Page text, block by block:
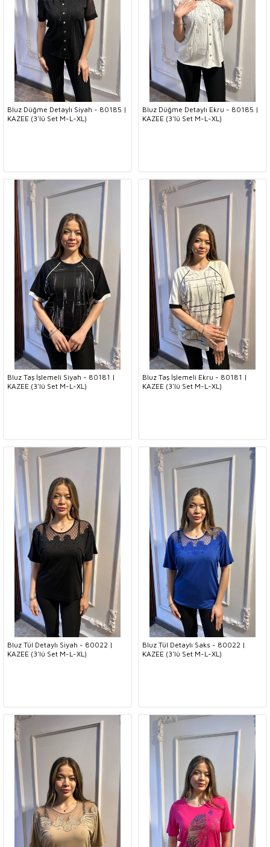
Bluz Düğme Detaylı Siyah - 80185 |
KAZEE (3'lü Set M-L-XL)
Bluz Düğme Detaylı Ekru - 80185 |
KAZEE (3'lü Set M-L-XL)
Bluz Taş İşlemeli Siyah - 80181 |
KAZEE (3'lü Set M-L-XL)
Bluz Taş İşlemeli Ekru - 80181 |
KAZEE (3'lü Set M-L-XL)
Bluz Tül Detaylı Siyah - 80022 |
KAZEE (3'lü Set M-L-XL)
Bluz Tül Detaylı Saks - 80022 |
KAZEE (3'lü Set M-L-XL)